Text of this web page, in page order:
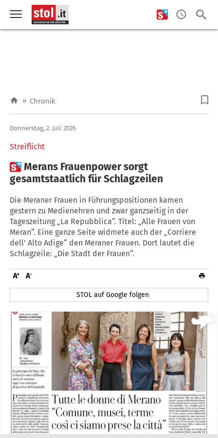
» Chronik
Streiflicht
Donnerstag, 2. Juli 2026
Merans Frauenpower sorgt
gesamtstaatlich für Schlagzeilen
Die Meraner Frauen in Führungspositionen kamen
gestern zu Medienehren und zwar ganzseitig in der
Tageszeitung „La Repubblica“. Titel: „Alle Frauen von
Meran“. Eine ganze Seite widmete auch der „Corriere
dell' Alto Adige“ den Meraner Frauen. Dort lautet die
Schlagzeile: „Die Stadt der Frauen“.
STOL auf Google folgen